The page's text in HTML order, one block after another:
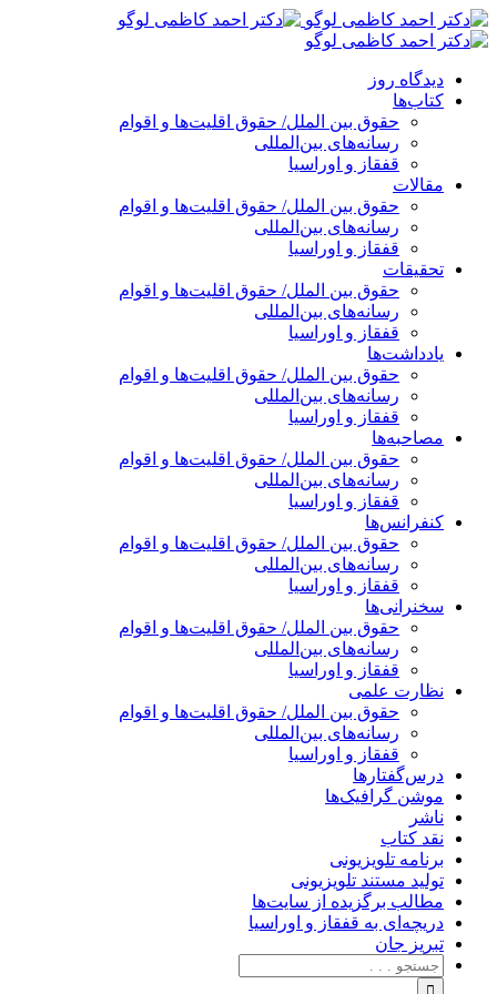
پرش
به
دیدگاه روز
کتاب‌ها
حقوق بین الملل/ حقوق اقلیت‌ها و اقوام
رسانه‌های بین‌المللی
قفقاز و اوراسیا
مقالات
حقوق بین الملل/ حقوق اقلیت‌ها و اقوام
رسانه‌های بین‌المللی
قفقاز و اوراسیا
تحقیقات
حقوق بین الملل/ حقوق اقلیت‌ها و اقوام
رسانه‌های بین‌المللی
قفقاز و اوراسیا
یادداشت‌ها
حقوق بین الملل/ حقوق اقلیت‌ها و اقوام
رسانه‌های بین‌المللی
قفقاز و اوراسیا
مصاحبه‌ها
حقوق بین الملل/ حقوق اقلیت‌ها و اقوام
رسانه‌های بین‌المللی
قفقاز و اوراسیا
کنفرانس‌ها
حقوق بین الملل/ حقوق اقلیت‌ها و اقوام
رسانه‌های بین‌المللی
قفقاز و اوراسیا
سخنرانی‌ها
حقوق بین الملل/ حقوق اقلیت‌ها و اقوام
رسانه‌های بین‌المللی
قفقاز و اوراسیا
نظارت علمی
حقوق بین الملل/ حقوق اقلیت‌ها و اقوام
رسانه‌های بین‌المللی
قفقاز و اوراسیا
درس‌گفتارها
موشن گرافیک‌ها
ناشر
نقد کتاب
برنامه‌ تلویزیونی
تولید مستند تلویزیونی
مطالب برگزیده از سایت‌ها
دریچه‌ای به قفقاز و اوراسیا
تبریزِ جان
جستجو
برای: